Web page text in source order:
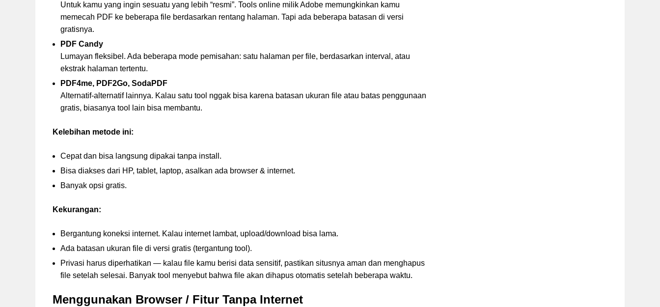
Untuk kamu yang ingin sesuatu yang lebih “resmi”. Tools online milik Adobe memungkinkan kamu
memecah PDF ke beberapa file berdasarkan rentang halaman. Tapi ada beberapa batasan di versi
gratisnya.
PDF Candy
Lumayan fleksibel. Ada beberapa mode pemisahan: satu halaman per file, berdasarkan interval, atau
ekstrak halaman tertentu.
PDF4me, PDF2Go, SodaPDF
Alternatif-alternatif lainnya. Kalau satu tool nggak bisa karena batasan ukuran file atau batas penggunaan
gratis, biasanya tool lain bisa membantu.
Kelebihan metode ini:
Cepat dan bisa langsung dipakai tanpa install.
Bisa diakses dari HP, tablet, laptop, asalkan ada browser & internet.
Banyak opsi gratis.
Kekurangan:
Bergantung koneksi internet. Kalau internet lambat, upload/download bisa lama.
Ada batasan ukuran file di versi gratis (tergantung tool).
Privasi harus diperhatikan — kalau file kamu berisi data sensitif, pastikan situsnya aman dan menghapus
file setelah selesai. Banyak tool menyebut bahwa file akan dihapus otomatis setelah beberapa waktu.
Menggunakan Browser / Fitur Tanpa Internet